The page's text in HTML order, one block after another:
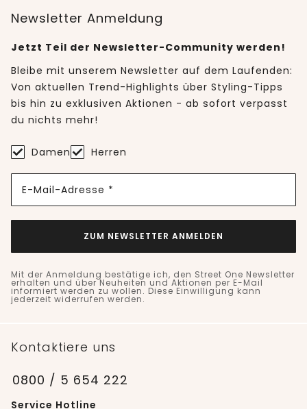
Newsletter Anmeldung
Jetzt Teil der Newsletter-Community werden!
Bleibe mit unserem Newsletter auf dem Laufenden:
Von aktuellen Trend-Highlights über Styling-Tipps
bis hin zu exklusiven Aktionen - ab sofort verpasst
du nichts mehr!
Damen Herren
E-Mail-Adresse *
ZUM NEWSLETTER ANMELDEN
Mit der Anmeldung bestätige ich, den Street One Newsletter
erhalten und über Neuheiten und Aktionen per E-Mail
informiert werden zu wollen. Diese Einwilligung kann
jederzeit widerrufen werden.
Kontaktiere uns
0800 / 5 654 222
Service Hotline